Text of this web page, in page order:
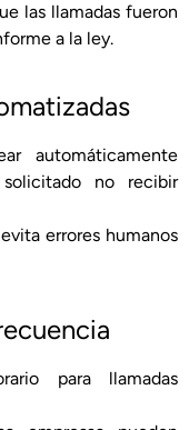
las llamadas fueron
a la ley.
automáticamente
no recibir
errores humanos
para llamadas